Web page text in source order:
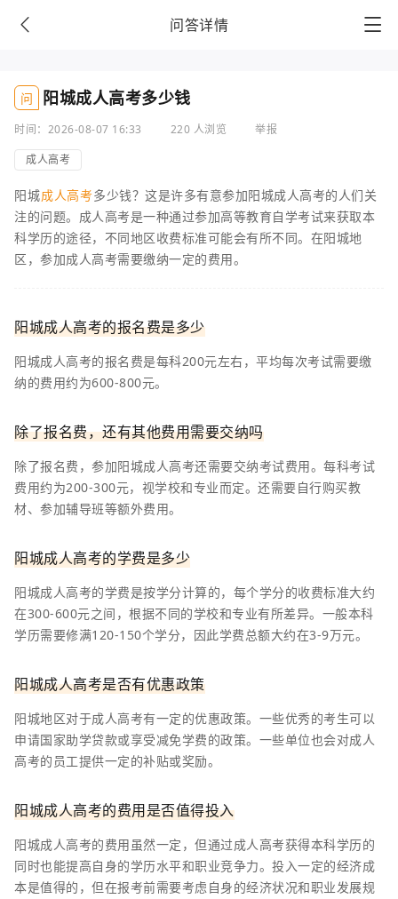
问答详情
问 阳城成人高考多少钱
时间：2026-08-07 16:33 220 人浏览
举报
成人高考
阳城成人高考多少钱？这是许多有意参加阳城成人高考的人们关
注的问题。成人高考是一种通过参加高等教育自学考试来获取本
科学历的途径，不同地区收费标准可能会有所不同。在阳城地
区，参加成人高考需要缴纳一定的费用。
阳城成人高考的报名费是多少
阳城成人高考的报名费是每科200元左右，平均每次考试需要缴
纳的费用约为600-800元。
除了报名费，还有其他费用需要交纳吗
除了报名费，参加阳城成人高考还需要交纳考试费用。每科考试
费用约为200-300元，视学校和专业而定。还需要自行购买教
材、参加辅导班等额外费用。
阳城成人高考的学费是多少
阳城成人高考的学费是按学分计算的，每个学分的收费标准大约
在300-600元之间，根据不同的学校和专业有所差异。一般本科
学历需要修满120-150个学分，因此学费总额大约在3-9万元。
阳城成人高考是否有优惠政策
阳城地区对于成人高考有一定的优惠政策。一些优秀的考生可以
申请国家助学贷款或享受减免学费的政策。一些单位也会对成人
高考的员工提供一定的补贴或奖励。
阳城成人高考的费用是否值得投入
阳城成人高考的费用虽然一定，但通过成人高考获得本科学历的
同时也能提高自身的学历水平和职业竞争力。投入一定的经济成
本是值得的，但在报考前需要考虑自身的经济状况和职业发展规